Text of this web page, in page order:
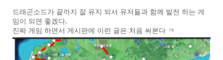
드래곤소드가 끝까지 잘 유지 되서 유저들과 함께 발전 하는 게
임이 되면 좋겠다.
진짜 게임 하면서 게시판에 이런 글은 처음 써본다 ㅋ